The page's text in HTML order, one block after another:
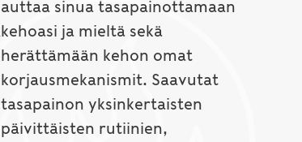
auttaa sinua tasapainottamaan
kehoasi ja mieltä sekä
herättämään kehon omat
korjausmekanismit. Saavutat
tasapainon yksinkertaisten
päivittäisten rutiinien,